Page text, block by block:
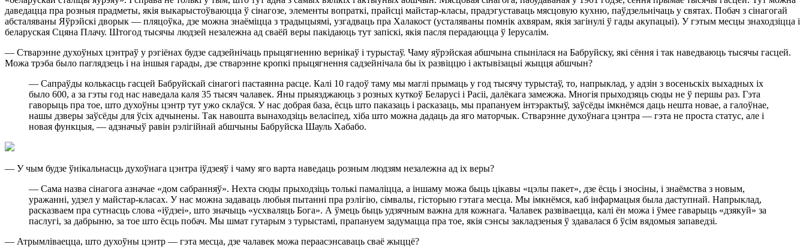
даведацца пра розныя прадметы, якія выкарыстоўваюцца ў сінагозе, элементы вопраткі, прайсці майстар-класы, прадэгуставаць мясцовую кухню, паўдзельнічаць у святах. Побач з сінагогай
абсталяваны Яўрэйскі дворык — пляцоўка, дзе можна знаёміцца з традыцыямі, узгадваць пра Халакост (усталяваны помнік ахвярам, якія загінулі ў гады акупацыі). У гэтым месцы знаходзіцца і
беларуская Сцяна Плачу. Штогод тысячы людзей незалежна ад сваёй веры пакідаюць тут запіскі, якія пасля перадаюцца ў Іерусалім.
— Стварэнне духоўных цэнтраў у рэгіёнах будзе садзейнічаць прыцягненню вернікаў і турыстаў. Чаму яўрэйская абшчына спынілася на Бабруйску, які сёння і так наведваюць тысячы гасцей.
Можа трэба было паглядзець і на іншыя гарады, дзе стварэнне кропкі прыцягнення садзейнічала бы іх развіццю і актывізацыі жыцця абшчын?
— Сапраўды колькасць гасцей Бабруйскай сінагогі пастаянна расце. Калі 10 гадоў таму мы маглі прымаць у год тысячу турыстаў, то, напрыклад, у адзін з восеньскіх выхадных іх
было 600, а за гэты год нас наведала каля 35 тысяч чалавек. Яны прыязджаюць з розных куткоў Беларусі і Расіі, далёкага замежжа. Многія прыходзяць сюды не ў першы раз. Гэта
гаворыць пра тое, што духоўны цэнтр тут ужо склаўся. У нас добрая база, ёсць што паказаць і расказаць, мы прапануем інтэрактыў, заўсёды імкнёмся даць нешта новае, а галоўнае,
нашы дзверы заўсёды для ўсіх адчынены. Так навошта вынаходзіць веласіпед, хіба што можна дадаць да яго маторчык. Стварэнне духоўнага цэнтра — гэта не проста статус, але і
новая функцыя, — адзначыў равін рэлігійнай абшчыны Бабруйска Шауль Хабабо.
— У чым будзе ўнікальнасць духоўнага цэнтра іўдзеяў і чаму яго варта наведаць розным людзям незалежна ад іх веры?
— Сама назва сінагога азначае «дом сабранняў». Нехта сюды прыходзіць толькі памаліцца, а іншаму можа быць цікавы «цэлы пакет», дзе ёсць і зносіны, і знаёмства з новым,
уражанні, удзел у майстар-класах. У нас можна задаваць любыя пытанні пра рэлігію, сімвалы, гісторыю гэтага месца. Мы імкнёмся, каб інфармацыя была даступнай. Напрыклад,
расказваем пра сутнасць слова «іўдзеі», што значыць «усхваляць Бога». А ўмець быць удзячным важна для кожнага. Чалавек развіваецца, калі ён можа і ўмее гаварыць «дзякуй» за
паслугі, за дабрыню, за тое што ёсць побач. Мы шмат гутарым з турыстамі, прапануем задумацца пра тое, якія сэнсы закладзеныя ў здавалася б ўсім вядомыя запаведзі.
— Атрымліваецца, што духоўны цэнтр — гэта месца, дзе чалавек можа пераасэнсаваць сваё жыццё?